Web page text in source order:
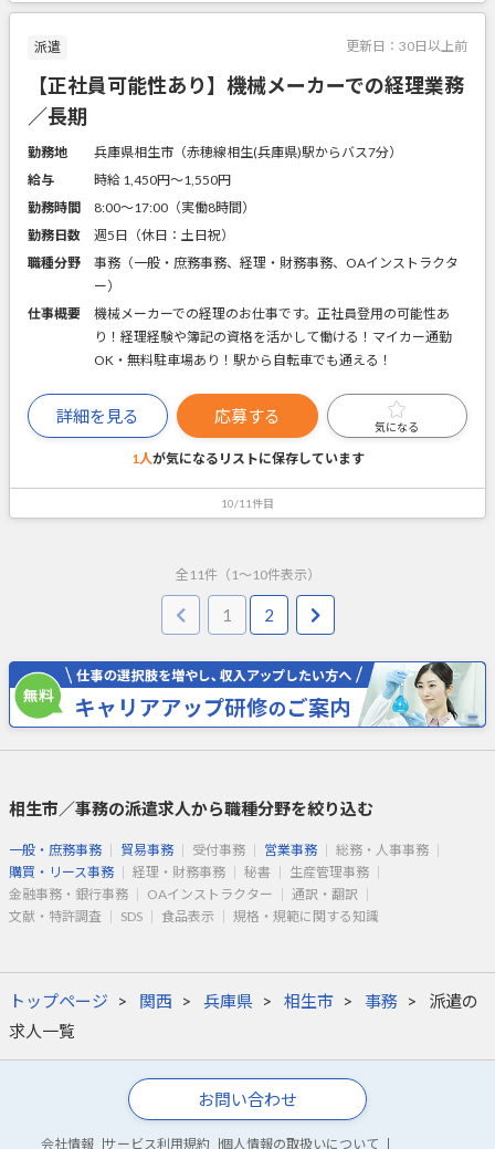
派遣 更新日： 30日以上前
【正社員可能性あり】機械メーカーでの経理業務
／長期
勤務地
兵庫県相生市（赤穂線相生(兵庫県)駅からバス7分）
給与
時給 1,450円〜1,550円
勤務時間
8:00～17:00（実働8時間）
勤務日数
週5日（休日：土日祝）
職種分野
事務（一般・庶務事務、経理・財務事務、OAインストラクタ
ー）
仕事概要
機械メーカーでの経理のお仕事です。正社員登用の可能性あ
り！経理経験や簿記の資格を活かして働ける！マイカー通勤
OK・無料駐車場あり！駅から自転車でも通える！
詳細を見る 応募する
気になる
1人が気になるリストに保存しています
10/11件目
全 11件（ 1 ～ 10件表示）
1 2
相生市／事務の派遣求人から職種分野を絞り込む
一般・庶務事務 貿易事務 受付事務 営業事務
総務・人事事務
購買・リース事務
経理・財務事務 秘書
生産管理事務
金融事務・銀行事務
OAインストラクター
通訳・翻訳
文献・特許調査
SDS 食品表示 規格・規範に関する知識
トップページ 関西 兵庫県 相生市 事務
派遣の
求人一覧
お問い合わせ
会社情報 サービス利用規約 個人情報の取扱いについて